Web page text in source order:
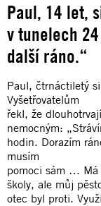
Paul, 14 let,
v tunelech
další ráno.“
Paul, čtrnáctiletý
Vyšetřovatelům
řekl, že
nemocným:
hodin. Dorazím
musím
pomoci sám … Má
školy, ale můj
otec byl proti.